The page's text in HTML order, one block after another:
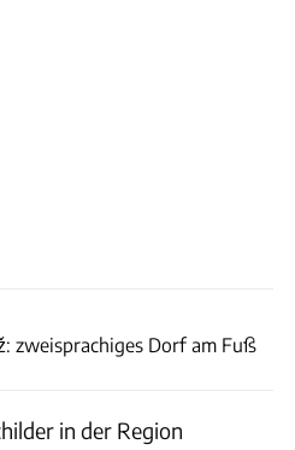
zweisprachiges Dorf am Fuß
in der Region